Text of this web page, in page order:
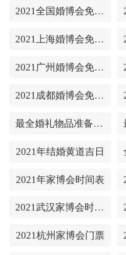
2021全国婚博会免费门票
2021上海婚博会免费门票
2021广州婚博会免费门票
2021成都婚博会免费门票
最全婚礼物品准备清单
2021年结婚黄道吉日
2021年家博会时间表
2021武汉家博会时间表
2021杭州家博会门票